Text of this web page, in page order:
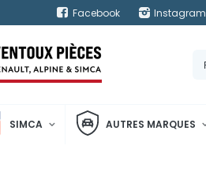
Facebook Instagram
SIMCA AUTRES MARQUES